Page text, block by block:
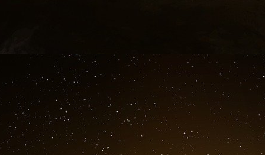
reçu Paul Boury. Un peu paumé, Nonce
bénéfices partent directement au CNC. Il
vie est une forêt de lianes. Paul Boury lui
Henri Proglio. Il y a un peu plus d’un an, le
souffrance, déjà décapité par un Hollande en
Proglio a finalement misé gros sur le rose,
Le Monde